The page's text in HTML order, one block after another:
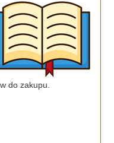
do zakupu.